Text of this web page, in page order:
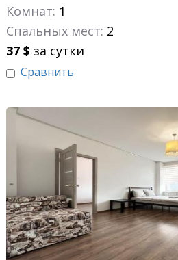
Комнат: 1
Спальных мест: 2
37 $ за сутки
Сравнить